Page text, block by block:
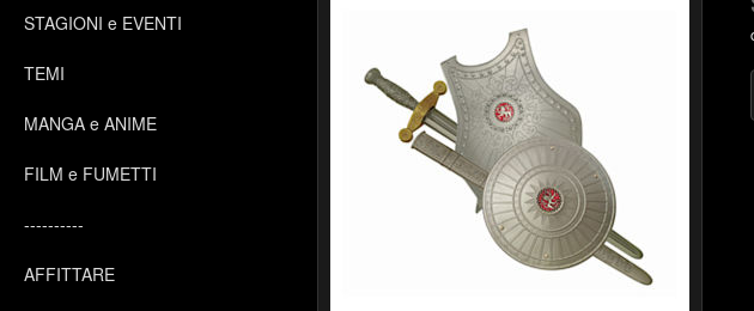
STAGIONI e EVENTI
TEMI
MANGA e ANIME
FILM e FUMETTI
----------
AFFITTARE